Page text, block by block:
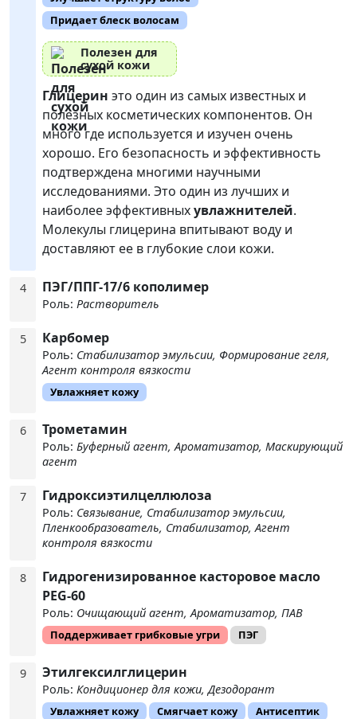
Придает блеск волосам
Полезен для
сухой кожи
Глицерин это один из самых известных и
полезных косметических компонентов. Он
много где используется и изучен очень
хорошо. Его безопасность и эффективность
подтверждена многими научными
исследованиями. Это один из лучших и
наиболее эффективныхувлажнителей.
Молекулы глицерина впитывают воду и
доставляют ее в глубокие слои кожи.
4 ПЭГ/ППГ-17/6 кополимер
Роль: Растворитель
5 Карбомер
Роль: Стабилизатор эмульсии, Формирование геля,
Агент контроля вязкости
Увлажняет кожу
6 Трометамин
Роль: Буферный агент, Ароматизатор, Маскирующий
агент
7 Гидроксиэтилцеллюлоза
Роль: Связывание, Стабилизатор эмульсии,
Пленкообразователь, Стабилизатор, Агент
контроля вязкости
8
Гидрогенизированное касторовое масло
PEG-60
Роль: Очищающий агент, Ароматизатор, ПАВ
Поддерживает грибковые угри ПЭГ
9 Этилгексилглицерин
Роль: Кондиционер для кожи, Дезодорант
Увлажняет кожу Смягчает кожу
Антисептик